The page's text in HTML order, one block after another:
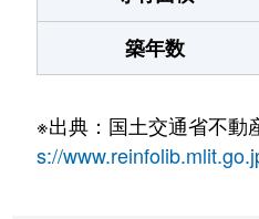
築年数
※出典：国土交通省不動
s://